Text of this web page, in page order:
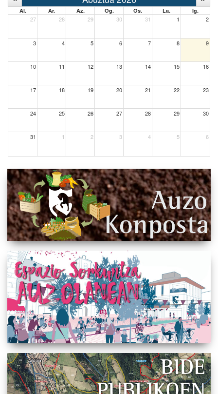
Al. Ar. Az. Og. Os. La. Ig.
27 28 29 30 31 1 2
3 4 5 6 7 8 9
10 11 12 13 14 15 16
17 18 19 20 21 22 23
24 25 26 27 28 29 30
31 1 2 3 4 5 6